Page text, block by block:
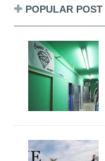
POPULAR POST